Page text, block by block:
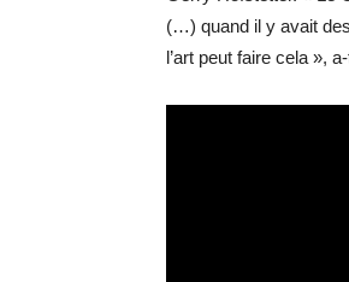
(…) quand il y avait
l’art peut faire cela »,